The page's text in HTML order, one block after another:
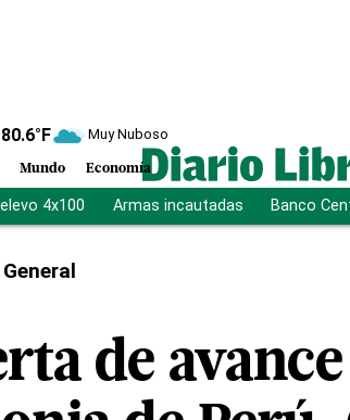
80.6°F Muy Nuboso
Mundo Economía
4x100 Armas incautadas Banco
General
de